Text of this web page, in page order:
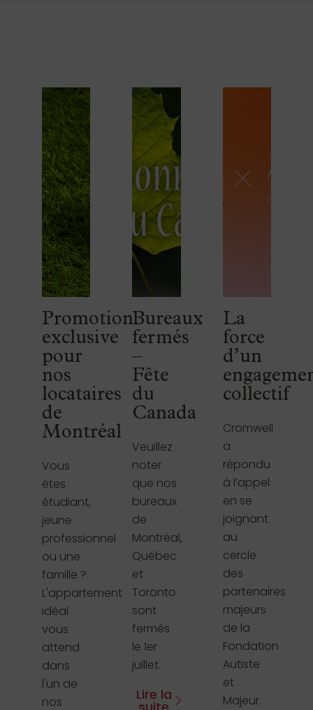
Promotion
exclusive
pour
nos
locataires
de
Montréal
Vous
êtes
étudiant,
jeune
professionnel
ou une
famille ?
L'appartement
idéal
vous
attend
dans
l'un de
nos
Bureaux
fermés
–
Fête
du
Canada
Veuillez
noter
que nos
bureaux
de
Montréal,
Québec
et
Toronto
sont
fermés
le 1er
juillet.
Lire la
La
force
d’un
collectif
Cromwell
a
répondu
à l’appel
en se
joignant
au
cercle
des
partenaires
majeurs
de la
Fondation
Autiste
et
Majeur.